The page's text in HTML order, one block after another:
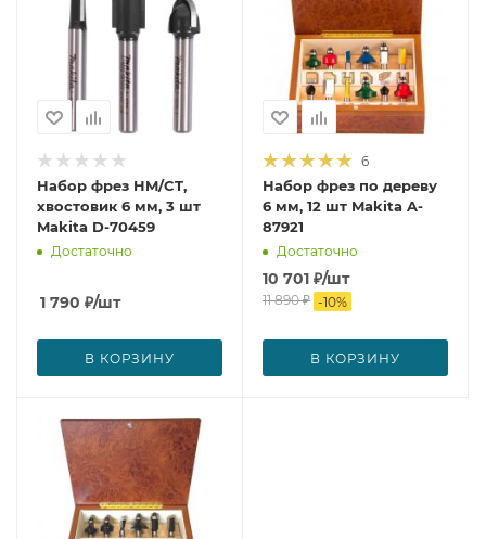
Набор фрез HM/CT,
хвостовик 6 мм, 3 шт
Makita D-70459
Достаточно
1 790 ₽/шт
В КОРЗИНУ
6
Набор фрез по дереву
6 мм, 12 шт Makita A-
87921
Достаточно
10 701 ₽/шт
11 890₽ -10%
В КОРЗИНУ